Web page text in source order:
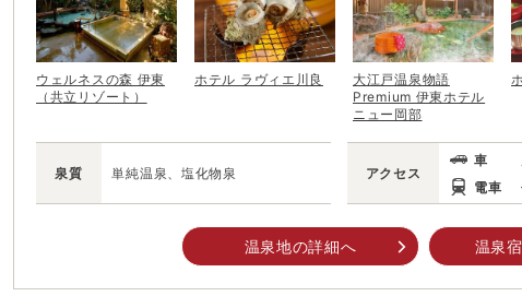
ウェルネスの森 伊東
（共立リゾート）
ホテル ラヴィエ川良
大江戸温泉物語
Premium 伊東ホテル
ニュー岡部
泉質 単純温泉、塩化物泉 アクセス
車
電車
温泉地の詳細へ 温泉